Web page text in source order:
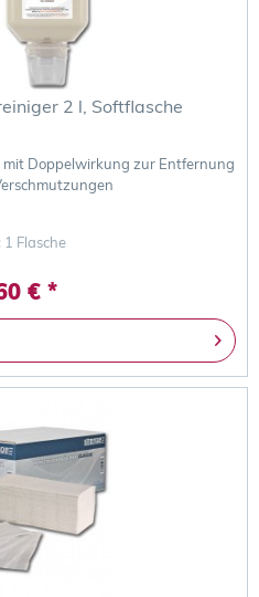
2 l, Softflasche
Doppelwirkung zur Entfernung
1 Flasche
€ *